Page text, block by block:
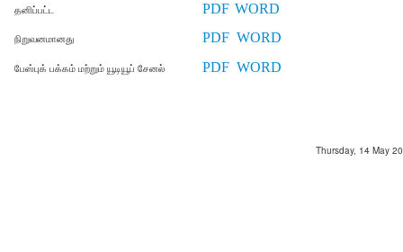
தனிப்பட்ட PDF WORD
நிறுவனமானது PDF WORD
பேஸ்புக் பக்கம் மற்றும் யூடியூப் சேனல் PDF WORD
Thursday, 14 May